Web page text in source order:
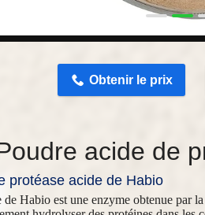
Obtenir le prix
acide de
protéase acide de Habio
de Habio est une enzyme obtenue par